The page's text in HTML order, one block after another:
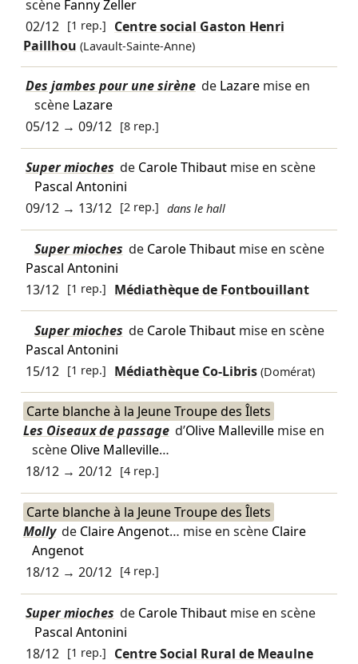
scène Fanny Zeller
02/12 [1 rep.]
Centre social Gaston Henri
Paillhou (Lavault-Sainte-Anne)
Des jambes pour une sirène de Lazaremise en
scène Lazare
05/12→ 09/12 [8 rep.]
Super mioches de Carole Thibautmise en scène
Pascal Antonini
09/12→ 13/12 [2 rep.] dans le hall
Super mioches de Carole Thibautmise en scène
Pascal Antonini
13/12 [1 rep.] Médiathèque de Fontbouillant
Super mioches de Carole Thibautmise en scène
Pascal Antonini
15/12 [1 rep.] Médiathèque Co-Libris (Domérat)
Carte blanche à la Jeune Troupe des Îlets
Les Oiseaux de passage d’Olive Mallevillemise en
scène Olive Malleville…
18/12→ 20/12 [4 rep.]
Carte blanche à la Jeune Troupe des Îlets
Molly de Claire Angenot… mise en scène Claire
Angenot
18/12→ 20/12 [4 rep.]
Super mioches de Carole Thibautmise en scène
Pascal Antonini
18/12 [1 rep.] Centre Social Rural de Meaulne